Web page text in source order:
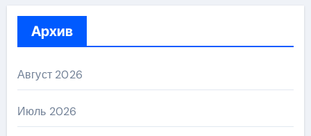
Архив
Август 2026
Июль 2026